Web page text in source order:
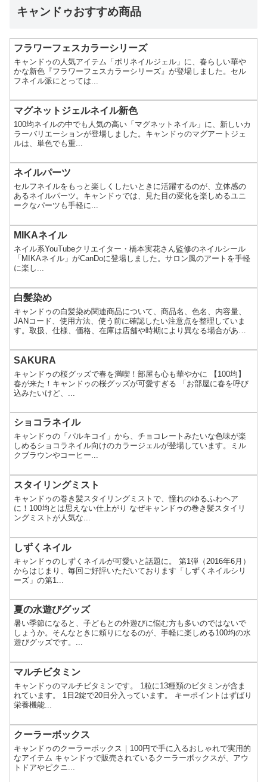
キャンドゥおすすめ商品
フラワーフェスカラーシリーズ
キャンドゥの人気アイテム「ポリネイルジェル」に、春らしい華や
かな新色『フラワーフェスカラーシリーズ』が登場しました。セル
フネイル派にとっては...
マグネットジェルネイル新色
100均ネイルの中でも人気の高い「マグネットネイル」に、新しいカ
ラーバリエーションが登場しました。キャンドゥのマグアートジェ
ルは、単色でも重...
ネイルパーツ
セルフネイルをもっと楽しくしたいときに活躍するのが、立体感の
あるネイルパーツ。キャンドゥでは、見た目の変化を楽しめるユニ
ークなパーツも手軽に...
MIKAネイル
ネイル系YouTubeクリエイター・橋本実花さん監修のネイルシール
「MIKAネイル」がCanDoに登場しました。サロン風のアートを手軽
に楽し...
白髪染め
キャンドゥの白髪染め関連商品について、商品名、色名、内容量、
JANコード、使用方法、使う前に確認したい注意点を整理していま
す。取扱、仕様、価格、在庫は店舗や時期により異なる場合があり
SAKURA
キャンドゥの桜グッズで春を満喫！部屋も心も華やかに 【100均】
春が来た！キャンドゥの桜グッズが可愛すぎる 「お部屋に春を呼び
込みたいけど、...
ショコラネイル
キャンドゥの「パルキコイ」から、チョコレートみたいな色味が楽
しめるショコラネイル向けのカラージェルが登場しています。ミル
クブラウンやコーヒー...
スタイリングミスト
キャンドゥの巻き髪スタイリングミストで、憧れのゆるふわヘア
に！100均とは思えない仕上がり なぜキャンドゥの巻き髪スタイリ
ングミストが人気な...
しずくネイル
キャンドゥのしずくネイルが可愛いと話題に。 第1弾（2016年6月）
からはじまり、毎回ご好評いただいております「しずくネイルシリ
ーズ」の第1...
夏の水遊びグッズ
暑い季節になると、子どもとの外遊びに悩む方も多いのではないで
しょうか。そんなときに頼りになるのが、手軽に楽しめる100均の水
遊びグッズです。...
マルチビタミン
キャンドゥのマルチビタミンです。 1粒に13種類のビタミンが含ま
れています。 1日2錠で20日分入っています。 キーポイントはずばり
栄養機能...
クーラーボックス
キャンドゥのクーラーボックス｜100円で手に入るおしゃれで実用的
なアイテム キャンドゥで販売されているクーラーボックスが、アウ
トドアやピクニ...